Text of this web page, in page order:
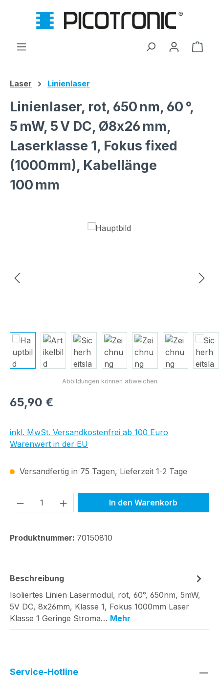
Zum Hauptinhalt springen
Laser Linienlaser
Linienlaser, rot, 650 nm, 60 °,
5 mW, 5 V DC, Ø8x26 mm,
Laserklasse 1, Fokus fixed
(1000mm), Kabellänge
100 mm
Bildergalerie überspringen
Regulärer Preis:
65,90 €
inkl. MwSt. Versandkostenfrei ab 100 Euro
Warenwert in der EU
Versandfertig in 75 Tagen, Lieferzeit 1-2 Tage
Produkt Anzahl: Gib denIn den Warenkorb
Produktnummer: 70150810
Beschreibung
Isoliertes Linien Lasermodul, rot, 60°, 650nm, 5mW,
5V DC, 8x26mm, Klasse 1, Fokus 1000mm Laser
Klasse 1 Geringe Stroma… Mehr
Service-Hotline